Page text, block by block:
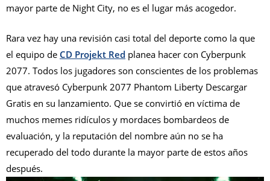
mayor parte de Night City, no es el lugar más acogedor.
Rara vez hay una revisión casi total del deporte como la que
el equipo de CD Projekt Red planea hacer con Cyberpunk
2077. Todos los jugadores son conscientes de los problemas
que atravesó Cyberpunk 2077 Phantom Liberty Descargar
Gratis en su lanzamiento. Que se convirtió en víctima de
muchos memes ridículos y mordaces bombardeos de
evaluación, y la reputación del nombre aún no se ha
recuperado del todo durante la mayor parte de estos años
después.